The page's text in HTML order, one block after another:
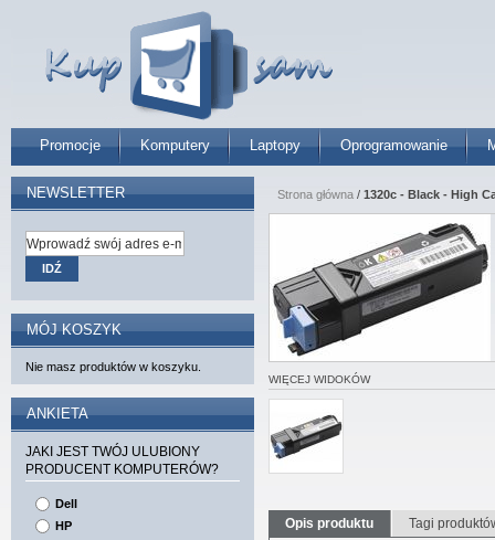
Promocje Komputery Laptopy Oprogramowanie
Strona główna / 1320c - Black - High
WIĘCEJ WIDOKÓW
Opis produktu Tagi
NEWSLETTER
IDŹ
MÓJ KOSZYK
Nie masz produktów w koszyku.
ANKIETA
JAKI JEST TWÓJ ULUBIONY
PRODUCENT KOMPUTERÓW?
Dell
HP